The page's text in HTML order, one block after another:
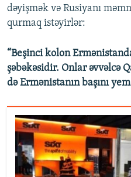
dəyişmək və Rusiyanı
qurmaq istəyirlər:
“Beşinci kolon
şəbəkəsidir. Onlar əvvəlcə
də Ermənistanın başını